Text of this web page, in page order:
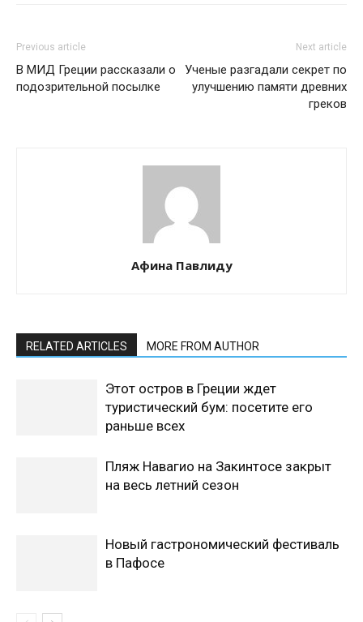
Previous article
В МИД Греции рассказали о
подозрительной посылке
Next article
Ученые разгадали секрет по
улучшению памяти древних
греков
Афина Павлиду
RELATED ARTICLES MORE FROM AUTHOR
Этот остров в Греции ждет
туристический бум: посетите его
раньше всех
Пляж Навагио на Закинтосе закрыт
на весь летний сезон
Новый гастрономический фестиваль
в Пафосе